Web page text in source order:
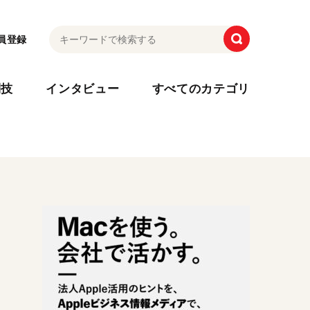
登録
インタビュー すべてのカテゴリ